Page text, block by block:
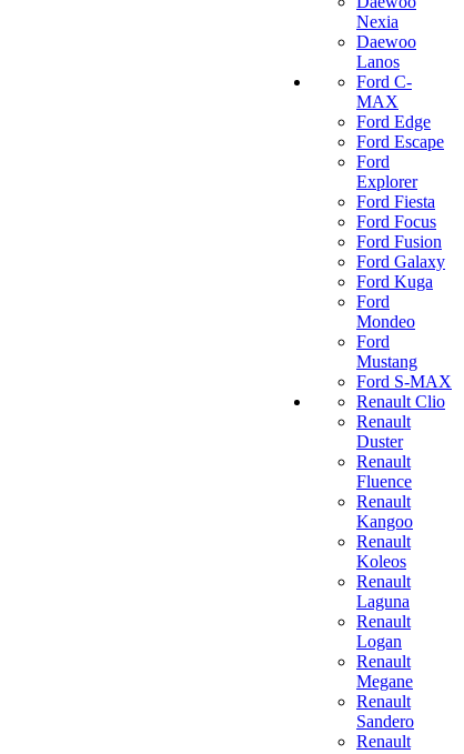
Nexia
Daewoo
Lanos
Ford C-
MAX
Ford Edge
Ford Escape
Ford
Explorer
Ford Fiesta
Ford Focus
Ford Fusion
Ford Galaxy
Ford Kuga
Ford
Mondeo
Ford
Mustang
Ford S-MAX
Renault Clio
Renault
Duster
Renault
Fluence
Renault
Kangoo
Renault
Koleos
Renault
Laguna
Renault
Logan
Renault
Megane
Renault
Sandero
Renault